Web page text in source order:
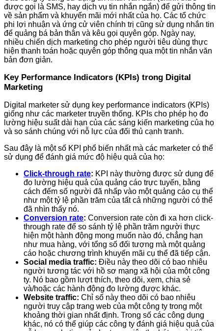
được gọi là SMS, hay dịch vụ tin nhắn ngắn) để gửi thông tin
về sản phẩm và khuyến mãi mới nhất của họ. Các tổ chức
phi lợi nhuận và ứng cử viên chính trị cũng sử dụng nhắn tin
để quảng bá bản thân và kêu gọi quyên góp. Ngày nay,
nhiều chiến dịch marketing cho phép người tiêu dùng thực
hiện thanh toán hoặc quyên góp thông qua một tin nhắn văn
bản đơn giản.
Key Performance Indicators (KPIs) trong Digital
Marketing
Digital marketer sử dụng key performance indicators (KPIs)
giống như các marketer truyền thống. KPIs cho phép họ đo
lường hiệu suất dài hạn của các sáng kiến marketing của họ
và so sánh chúng với nỗ lực của đối thủ cạnh tranh.
Sau đây là một số KPI phổ biến nhất mà các marketer có thể
sử dụng để đánh giá mức độ hiệu quả của họ:
Click-through rate: KPI này thường được sử dụng để
đo lường hiệu quả của quảng cáo trực tuyến, bằng
cách đếm số người đã nhấp vào một quảng cáo cụ thể
như một tỷ lệ phần trăm của tất cả những người có thể
đã nhìn thấy nó.
Conversion rate: Conversion rate còn đi xa hơn click-
through rate để so sánh tỷ lệ phần trăm người thực
hiện một hành động mong muốn nào đó, chẳng hạn
như mua hàng, với tổng số đối tượng mà một quảng
cáo hoặc chương trình khuyến mãi cụ thể đã tiếp cận.
Social media traffic: Điều này theo dõi có bao nhiêu
người tương tác với hồ sơ mạng xã hội của một công
ty. Nó bao gồm lượt thích, theo dõi, xem, chia sẻ
và/hoặc các hành động đo lường được khác.
Website traffic: Chỉ số này theo dõi có bao nhiêu
người truy cập trang web của một công ty trong một
khoảng thời gian nhất định. Trong số các công dụng
khác, nó có thể giúp các công ty đánh giá hiệu quả của